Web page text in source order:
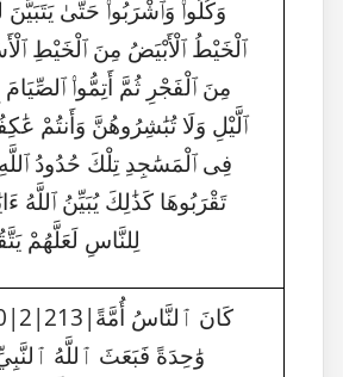
وَكُلُوا۟ وَٱشْرَبُوا۟ حَتَّىٰ
ٱلْخَيْطُ ٱلْأَبْيَضُ مِنَ ٱلْخَيْطِ
مِنَ ٱلْفَجْرِ ثُمَّ أَتِمُّوا۟
ٱلَّيْلِ وَلَا تُبَٰشِرُوهُنَّ وَأَنتُمْ
فِى ٱلْمَسَٰجِدِ تِلْكَ حُدُودُ ٱللَّهِ
تَقْرَبُوهَا كَذَٰلِكَ يُبَيِّنُ ٱللَّهُ
لِلنَّاسِ لَعَلَّهُمْ
220|2|213|كَانَ
وَٰحِدَةً فَبَعَثَ ٱللَّهُ